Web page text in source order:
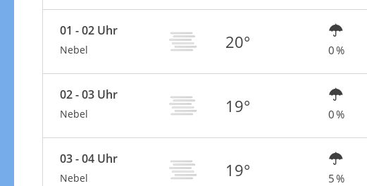
01 - 02 Uhr
Nebel 20° 0 %
02 - 03 Uhr
Nebel 19° 0 %
03 - 04 Uhr
Nebel 19° 5 %